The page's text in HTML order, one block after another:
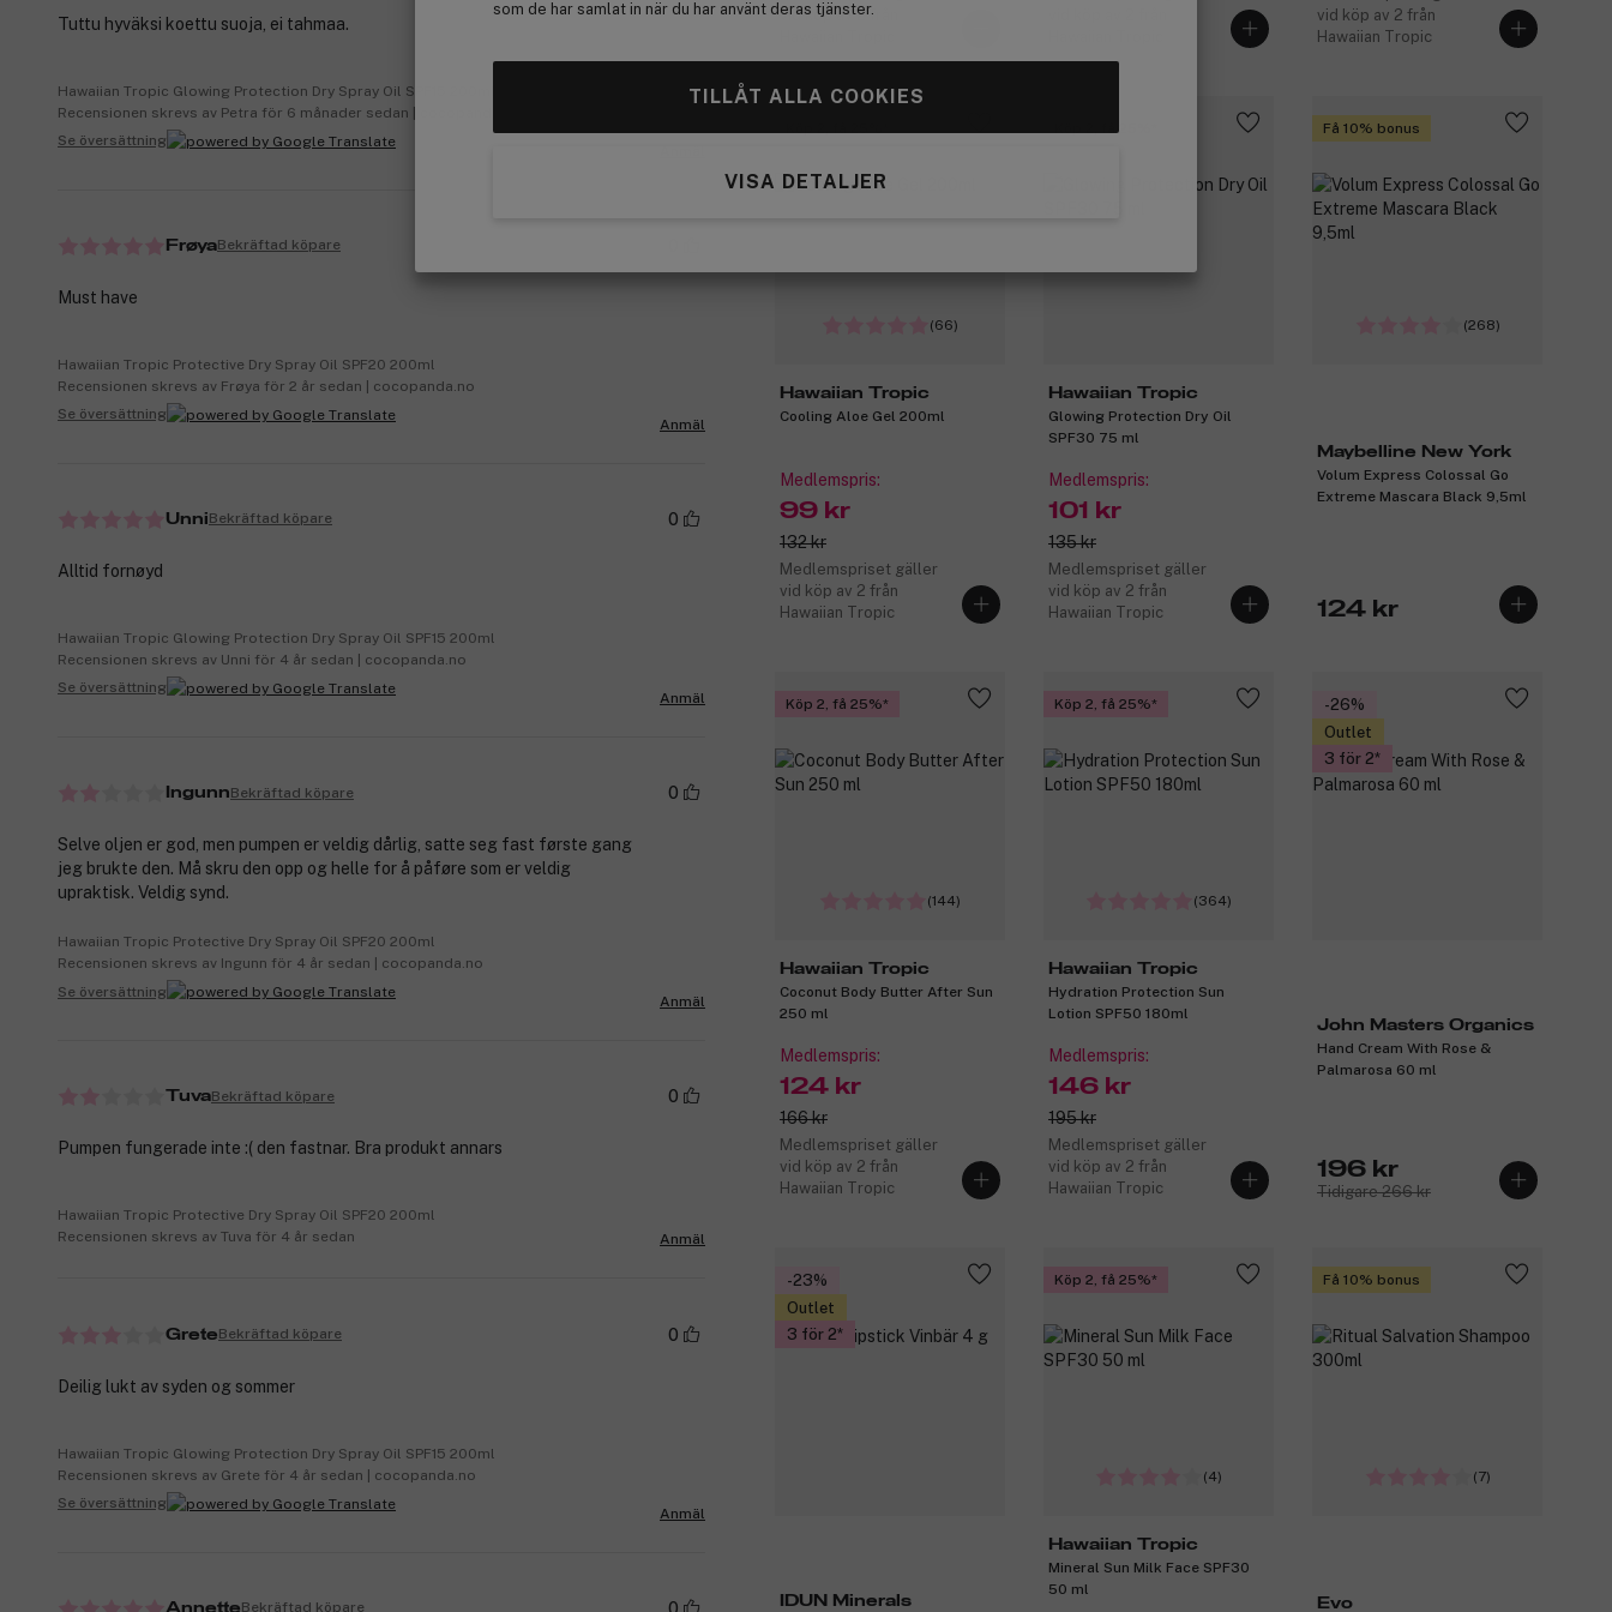
som de har samlat in när du har använt deras tjänster.
TILLÅT ALLA COOKIES
VISA DETALJER
vid köp av 2 från
vid köp av 2 från
Hawaiian Tropic
(66)
Hawaiian Tropic
Cooling Aloe Gel 200ml
Medlemspris:
99 kr
132 kr
Medlemspriset gäller
vid köp av 2 från
Hawaiian Tropic
Köp 2, få 25%
Hawaiian Tropic
Glowing Protection Dry Oil
SPF30 75 ml
Medlemspris:
101 kr
135 kr
Medlemspriset gäller
vid köp av 2 från
Hawaiian Tropic
Få 10% bonus
(268)
Maybelline New York
Volum Express Colossal Go
Extreme Mascara Black 9,5ml
124 kr
Köp 2, få 25%
(144)
Hawaiian Tropic
Coconut Body Butter After Sun
250 ml
Medlemspris:
124 kr
166 kr
Medlemspriset gäller
vid köp av 2 från
Hawaiian Tropic
Köp 2, få 25%
(364)
Hawaiian Tropic
Hydration Protection Sun
Lotion SPF50 180ml
Medlemspris:
146 kr
195 kr
Medlemspriset gäller
vid köp av 2 från
Hawaiian Tropic
-26%
Outlet
3 för 2
John Masters Organics
Hand Cream With Rose &
Palmarosa 60 ml
196 kr
Tidigare 266 kr
-23%
Outlet
3 för 2
IDUN Minerals
Köp 2, få 25%
(4)
Hawaiian Tropic
Mineral Sun Milk Face SPF30
50 ml
Få 10% bonus
(7)
Evo
Tuttu hyväksi koettu suoja, ei tahmaa.
Hawaiian Tropic Glowing Protection Dry Spray Oil SPF15 200ml
Recensionen skrevs av Petra för 6 månader sedan | cocopanda.fi
Se översättning
FrøyaBekräftad köpare
Must have
Hawaiian Tropic Protective Dry Spray Oil SPF20 200ml
Recensionen skrevs av Frøya för 2 år sedan | cocopanda.no
Se översättning
Anmäl
UnniBekräftad köpare 0
Alltid fornøyd
Hawaiian Tropic Glowing Protection Dry Spray Oil SPF15 200ml
Recensionen skrevs av Unni för 4 år sedan | cocopanda.no
Se översättning
Anmäl
IngunnBekräftad köpare 0
Selve oljen er god, men pumpen er veldig dårlig, satte seg fast første gang
jeg brukte den. Må skru den opp og helle for å påføre som er veldig
upraktisk. Veldig synd.
Hawaiian Tropic Protective Dry Spray Oil SPF20 200ml
Recensionen skrevs av Ingunn för 4 år sedan | cocopanda.no
Se översättning
Anmäl
TuvaBekräftad köpare 0
Pumpen fungerade inte :( den fastnar. Bra produkt annars
Hawaiian Tropic Protective Dry Spray Oil SPF20 200ml
Recensionen skrevs av Tuva för 4 år sedan
Anmäl
GreteBekräftad köpare 0
Deilig lukt av syden og sommer
Hawaiian Tropic Glowing Protection Dry Spray Oil SPF15 200ml
Recensionen skrevs av Grete för 4 år sedan | cocopanda.no
Se översättning
Anmäl
AnnetteBekräftad köpare 0